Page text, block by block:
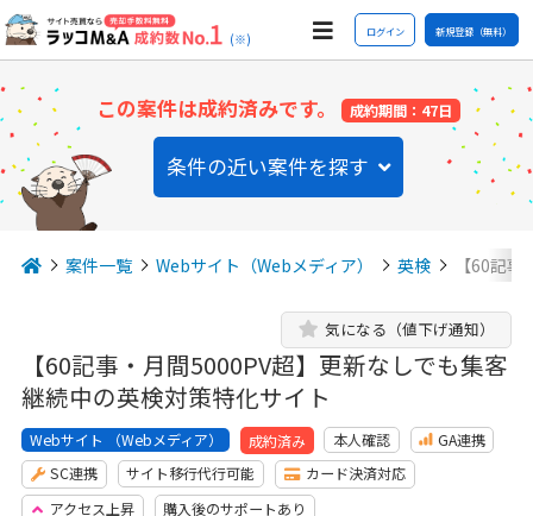
(※) ログイン 新規登録（無料）
この案件は成約済みです。 成約期間：47日
条件の近い案件を探す
案件一覧 Webサイト（Webメディア） 英検 【60記
【60記事・月間5000PV超】更新なしでも集客
継続中の英検対策特化サイト
気になる（値下げ通知）
Webサイト （Webメディア） 成約済み 本人確認
GA連携
SC連携
サイト移行代行可能
カード決済対応
アクセス上昇
購入後のサポートあり